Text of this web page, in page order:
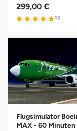
299,00 €
4.9
28
Flugsimulator
MAX - 60 Minuten
Saarbrücken
Salzgitter
Schongau
Schwabach
Schweinfurt